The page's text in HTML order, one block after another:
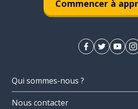
Commencer à
Qui sommes-nous ?
Nous contacter